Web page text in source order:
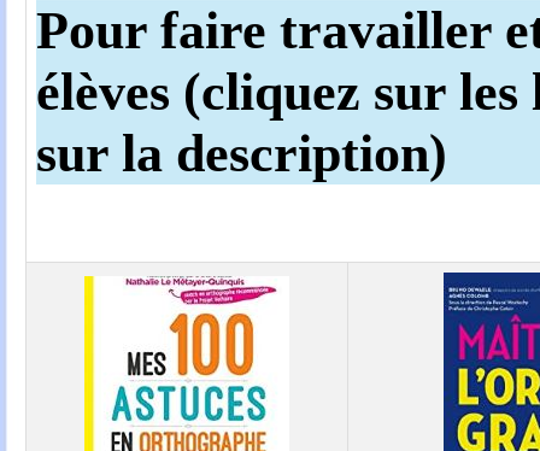
Pour faire travailler
élèves (cliquez sur
sur la description)